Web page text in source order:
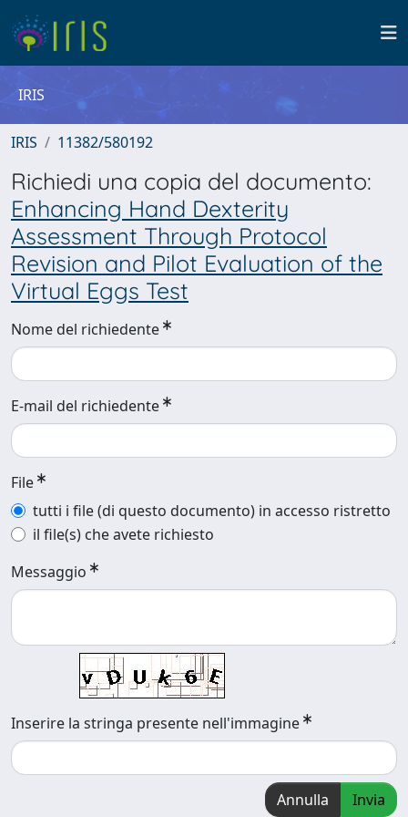
IRIS
IRIS 11382/580192
Richiedi una copia del documento:
Enhancing Hand Dexterity
Assessment Through Protocol
Revision and Pilot Evaluation of the
Virtual Eggs Test
Nome del richiedente
E-mail del richiedente
File
tutti i file (di questo documento) in accesso ristretto
il file(s) che avete richiesto
Messaggio
Inserire la stringa presente nell'immagine
Annulla Invia